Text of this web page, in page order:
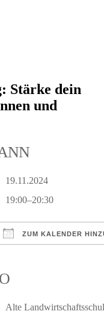
Stärke dein
und
19.11.2024
19:00–20:30
ZUM KALENDER
Alte